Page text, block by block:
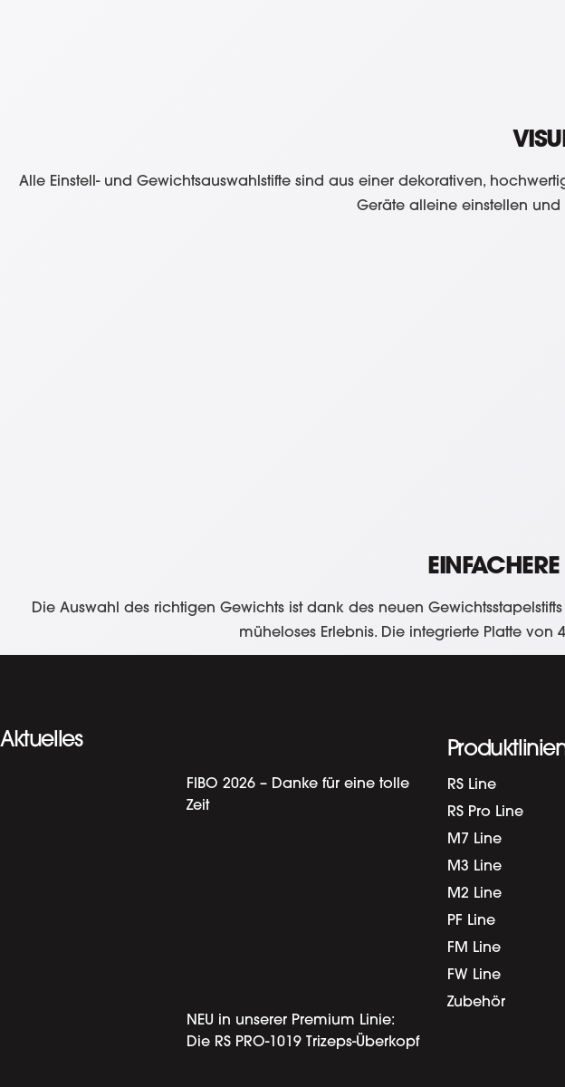
Alle Einstell- und Gewichtsauswahlstifte sind aus einer dekorativen,
Geräte alleine einstellen und
Die Auswahl des richtigen Gewichts ist dank des neuen
müheloses Erlebnis. Die integrierte Platte
Aktuelles
FIBO 2026 – Danke für eine tolle
Zeit
NEU in unserer Premium Linie:
Die RS PRO-1019 Trizeps-Überkopf
RS Line
RS Pro Line
M7 Line
M3 Line
M2 Line
PF Line
FM Line
FW Line
Zubehör